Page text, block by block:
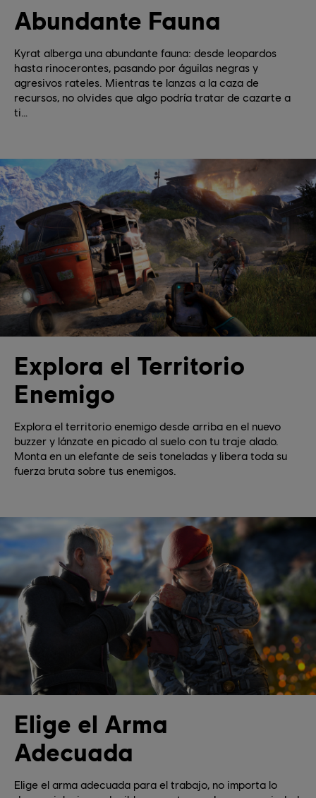
Abundante Fauna
Kyrat alberga una abundante fauna: desde leopardos
hasta rinocerontes, pasando por águilas negras y
agresivos rateles. Mientras te lanzas a la caza de
recursos, no olvides que algo podría tratar de cazarte a
ti…
Explora el Territorio
Enemigo
Explora el territorio enemigo desde arriba en el nuevo
buzzer y lánzate en picado al suelo con tu traje alado.
Monta en un elefante de seis toneladas y libera toda su
fuerza bruta sobre tus enemigos.
Elige el Arma
Adecuada
Elige el arma adecuada para el trabajo, no importa lo